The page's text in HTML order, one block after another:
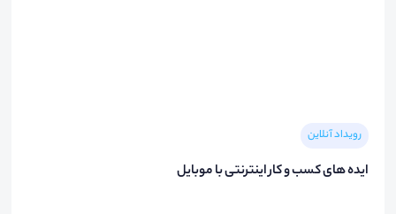
رویداد آنلاین
ایده های کسب و کار اینترنتی با موبایل